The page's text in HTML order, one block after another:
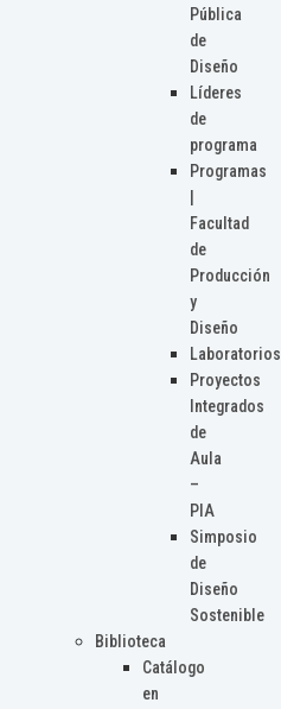
Pública
de
Diseño
Líderes
de
programa
Programas
Facultad
de
Producción
y
Diseño
Laboratorios
Proyectos
Integrados
de
Aula
–
PIA
Simposio
de
Diseño
Sostenible
Biblioteca
Catálogo
en